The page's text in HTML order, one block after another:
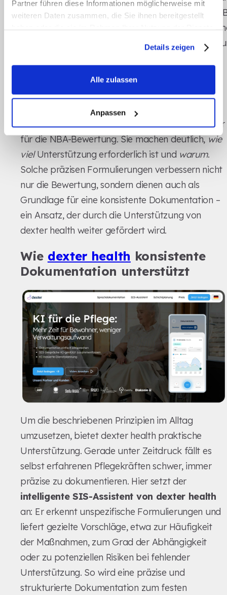
Partner führen diese Informationen möglicherweise mit
weiteren Daten zusammen, die Sie ihnen bereitgestellt
Details zeigen
Alle zulassen
Anpassen
„Geht
Transfers vom
den Rollstuhl
mit
Die optimierten Beispiele zeigen klar den
der Selbständigkeit– ein entscheidender Faktor
für die NBA-Bewertung. Sie machen deutlich,wie
vielUnterstützung erforderlich ist und warum.
Solche präzisen Formulierungen verbessern nicht
nur die Bewertung, sondern dienen auch als
Grundlage für eine konsistente Dokumentation –
ein Ansatz, der durch die Unterstützung von
dexter health weiter gefördert wird.
Wie dexter health konsistente
Dokumentation unterstützt
Um die beschriebenen Prinzipien im Alltag
umzusetzen, bietet dexter health praktische
Unterstützung. Gerade unter Zeitdruck fällt es
selbst erfahrenen Pflegekräften schwer, immer
präzise zu dokumentieren. Hier setzt der
intelligente SIS-Assistent von dexter health
an: Er erkennt unspezifische Formulierungen und
liefert gezielte Vorschläge, etwa zur Häufigkeit
der Maßnahmen, zum Grad der Abhängigkeit
oder zu potenziellen Risiken bei fehlender
Unterstützung. So wird eine präzise und
strukturierte Dokumentation zum festen